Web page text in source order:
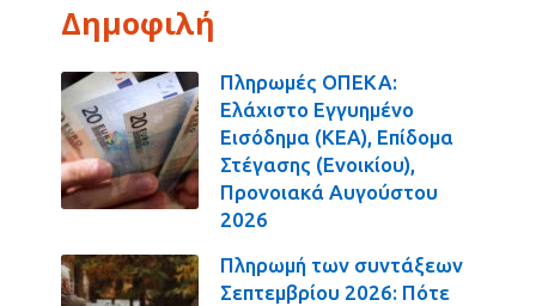
Δημοφιλή
Πληρωμές ΟΠΕΚΑ:
Ελάχιστο Εγγυημένο
Εισόδημα (ΚΕΑ), Επίδομα
Στέγασης (Ενοικίου),
Προνοιακά Αυγούστου
2026
Πληρωμή των συντάξεων
Σεπτεμβρίου 2026: Πότε